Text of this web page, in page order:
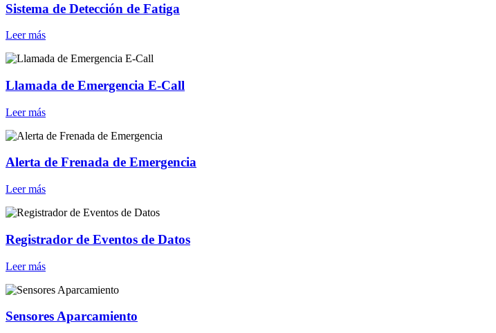
Sistema de Detección de Fatiga
Leer más
Llamada de Emergencia E-Call
Leer más
Alerta de Frenada de Emergencia
Leer más
Registrador de Eventos de Datos
Leer más
Sensores Aparcamiento